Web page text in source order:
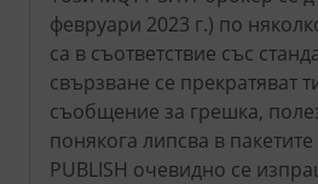
февруари 2023 г.) по
са в съответствие със
свързване се прекратяват
съобщение за грешка,
понякога липсва в пакетите
PUBLISH очевидно се